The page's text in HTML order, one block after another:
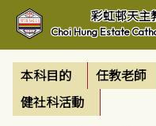
彩虹邨天主
Choi Hung Estate
本科目的 任教老師
健社科活動